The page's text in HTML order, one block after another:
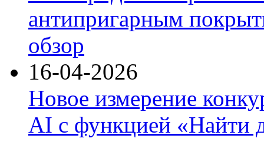
антипригарным
обзор
16-04-2026
Новое измерение
AI с функцией «Найти